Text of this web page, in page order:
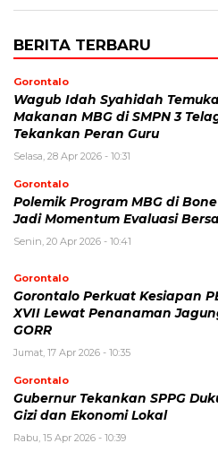
BERITA TERBARU
Gorontalo
Wagub Idah Syahidah
Makanan MBG di SMPN 3
Tekankan Peran Guru
Selasa, 28 Apr 2026 - 10:31
Gorontalo
Polemik Program MBG di
Jadi Momentum Evaluasi
Senin, 20 Apr 2026 - 10:41
Gorontalo
Gorontalo Perkuat Kesiapan
XVII Lewat Penanaman
GORR
Jumat, 17 Apr 2026 - 10:35
Gorontalo
Gubernur Tekankan SPPG
Gizi dan Ekonomi Lokal
Rabu, 15 Apr 2026 - 10:39